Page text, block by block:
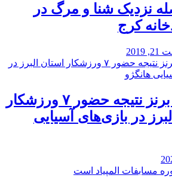
نزدیک شنا و مرگ در
کرج
۲ مدال برنز نتیجه حضور ۷ ورزشکار
در بازی‌های آسیایی